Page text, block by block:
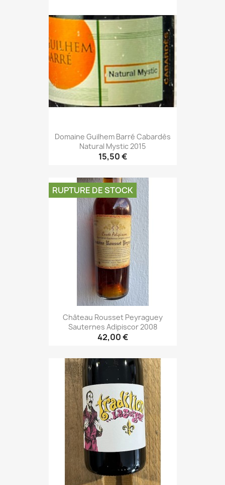
Domaine Guilhem Barré Cabardès
Natural Mystic 2015
15,50 €
Château Rousset Peyraguey
Sauternes Adipiscor 2008
42,00 €
RUPTURE DE STOCK